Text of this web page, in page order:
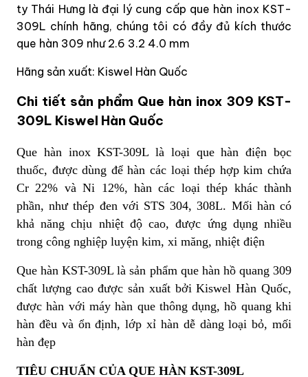
ty Thái Hưng là đại lý cung cấp que hàn inox KST-
309L chính hãng, chúng tôi có đầy đủ kích thước
que hàn 309 như 2.6 3.2 4.0 mm
Hãng sản xuất: Kiswel Hàn Quốc
Chi tiết sản phẩm Que hàn inox 309 KST-
309L Kiswel Hàn Quốc
Que hàn inox KST-309L là loại que hàn điện bọc
thuốc, được dùng để hàn các loại thép hợp kim chứa
Cr 22% và Ni 12%, hàn các loại thép khác thành
phần, như thép đen với STS 304, 308L. Mối hàn có
khả năng chịu nhiệt độ cao, được ứng dụng nhiều
trong công nghiệp luyện kim, xi măng, nhiệt điện
Que hàn KST-309L là sản phẩm que hàn hồ quang 309
chất lượng cao được sản xuất bởi Kiswel Hàn Quốc,
được hàn với máy hàn que thông dụng, hồ quang khi
hàn đều và ổn định, lớp xỉ hàn dễ dàng loại bỏ, mối
hàn đẹp
TIÊU CHUẨN CỦA QUE HÀN KST-309L